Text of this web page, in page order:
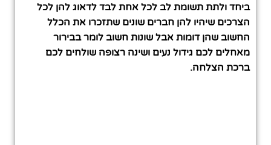
ביחד ולתת תשומת לב לכל אחת לבד לדאוג להן לכל
הצרכים שיהיו להן חברים שונים שתזכרו את הכלל
החשוב שהן דומות אבל שונות חשוב לומר בבירור
מאחלים לכם גידול נעים ושינה רצופה שולחים לכם
ברכת הצלחה.